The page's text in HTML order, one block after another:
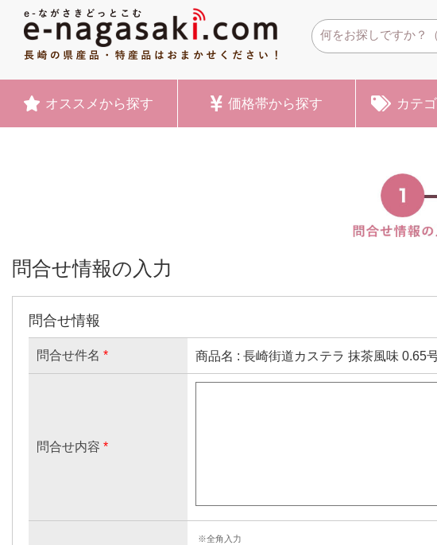
オススメ から探す 価格帯から探す カテ
問合せ情報の入力
問合せ情報
問合せ件名 * 商品名 : 長崎街道カステラ 抹茶風味 0.65
問合せ内容 *
※全角入力